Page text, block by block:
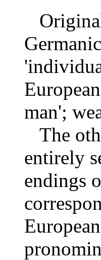
man';
The
entirely
endings